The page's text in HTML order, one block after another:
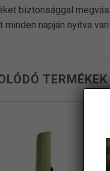
biztonsággal
minden napján nyitva van!
TERMÉKEK